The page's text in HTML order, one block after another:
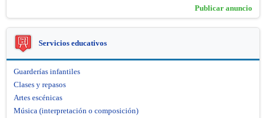
Publicar anuncio
Servicios educativos
Guarderías infantiles
Clases y repasos
Artes escénicas
Música (interpretación o composición)